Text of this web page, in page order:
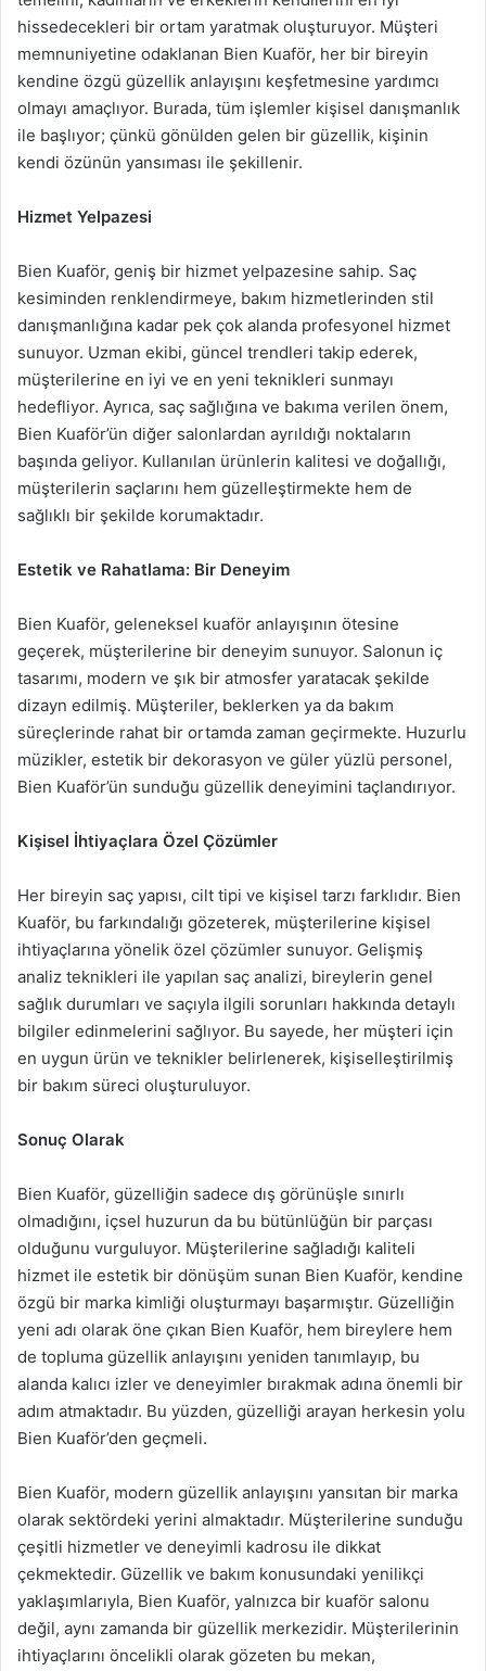
hissedecekleri bir ortam yaratmak oluşturuyor. Müşteri
memnuniyetine odaklanan Bien Kuaför, her bir bireyin
kendine özgü güzellik anlayışını keşfetmesine yardımcı
olmayı amaçlıyor. Burada, tüm işlemler kişisel danışmanlık
ile başlıyor; çünkü gönülden gelen bir güzellik, kişinin
kendi özünün yansıması ile şekillenir.
Hizmet Yelpazesi
Bien Kuaför, geniş bir hizmet yelpazesine sahip. Saç
kesiminden renklendirmeye, bakım hizmetlerinden stil
danışmanlığına kadar pek çok alanda profesyonel hizmet
sunuyor. Uzman ekibi, güncel trendleri takip ederek,
müşterilerine en iyi ve en yeni teknikleri sunmayı
hedefliyor. Ayrıca, saç sağlığına ve bakıma verilen önem,
Bien Kuaför’ün diğer salonlardan ayrıldığı noktaların
başında geliyor. Kullanılan ürünlerin kalitesi ve doğallığı,
müşterilerin saçlarını hem güzelleştirmekte hem de
sağlıklı bir şekilde korumaktadır.
Estetik ve Rahatlama: Bir Deneyim
Bien Kuaför, geleneksel kuaför anlayışının ötesine
geçerek, müşterilerine bir deneyim sunuyor. Salonun iç
tasarımı, modern ve şık bir atmosfer yaratacak şekilde
dizayn edilmiş. Müşteriler, beklerken ya da bakım
süreçlerinde rahat bir ortamda zaman geçirmekte. Huzurlu
müzikler, estetik bir dekorasyon ve güler yüzlü personel,
Bien Kuaför’ün sunduğu güzellik deneyimini taçlandırıyor.
Kişisel İhtiyaçlara Özel Çözümler
Her bireyin saç yapısı, cilt tipi ve kişisel tarzı farklıdır. Bien
Kuaför, bu farkındalığı gözeterek, müşterilerine kişisel
ihtiyaçlarına yönelik özel çözümler sunuyor. Gelişmiş
analiz teknikleri ile yapılan saç analizi, bireylerin genel
sağlık durumları ve saçıyla ilgili sorunları hakkında detaylı
bilgiler edinmelerini sağlıyor. Bu sayede, her müşteri için
en uygun ürün ve teknikler belirlenerek, kişiselleştirilmiş
bir bakım süreci oluşturuluyor.
Sonuç Olarak
Bien Kuaför, güzelliğin sadece dış görünüşle sınırlı
olmadığını, içsel huzurun da bu bütünlüğün bir parçası
olduğunu vurguluyor. Müşterilerine sağladığı kaliteli
hizmet ile estetik bir dönüşüm sunan Bien Kuaför, kendine
özgü bir marka kimliği oluşturmayı başarmıştır. Güzelliğin
yeni adı olarak öne çıkan Bien Kuaför, hem bireylere hem
de topluma güzellik anlayışını yeniden tanımlayıp, bu
alanda kalıcı izler ve deneyimler bırakmak adına önemli bir
adım atmaktadır. Bu yüzden, güzelliği arayan herkesin yolu
Bien Kuaför’den geçmeli.
Bien Kuaför, modern güzellik anlayışını yansıtan bir marka
olarak sektördeki yerini almaktadır. Müşterilerine sunduğu
çeşitli hizmetler ve deneyimli kadrosu ile dikkat
çekmektedir. Güzellik ve bakım konusundaki yenilikçi
yaklaşımlarıyla, Bien Kuaför, yalnızca bir kuaför salonu
değil, aynı zamanda bir güzellik merkezidir. Müşterilerinin
ihtiyaçlarını öncelikli olarak gözeten bu mekan,